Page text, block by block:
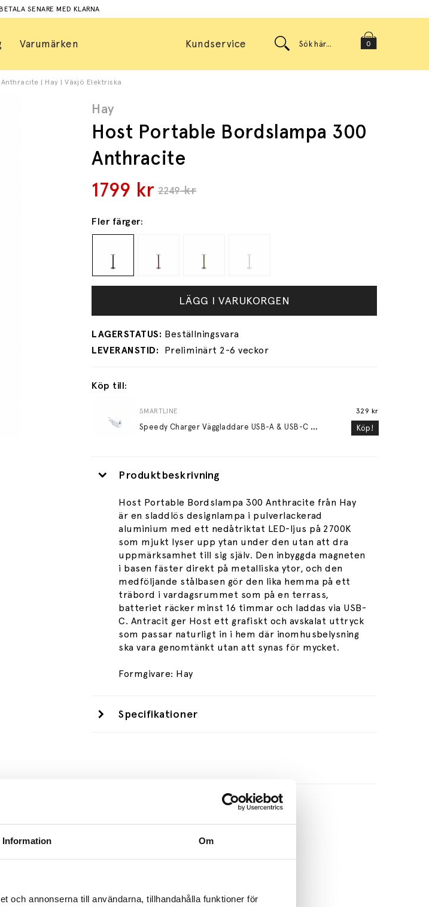
Information Om
och annonserna till användarna, tillhandahålla funktioner för
SENARE MED KLARNA
Varumärken 0
Kundservice
| Hay | Växjö Elektriska
Hay
Host Portable Bordslampa 300
Anthracite
2249kr
1799 kr
Fler färger:
LÄGG I VARUKORGEN
Preliminärt 2-6 veckor
Köp till:
SMARTLINE
S
peedy Charger Väggladdare USB-A & USB-C PD QC 20W Vit
329 kr
Köp!
Produktbeskrivning
Host Portable Bordslampa 300 Anthracite från Hay
är en sladdlös designlampa i pulverlackerad
aluminium med ett nedåtriktat LED-ljus på 2700K
som mjukt lyser upp ytan under den utan att dra
uppmärksamhet till sig själv. Den inbyggda magneten
i basen fäster direkt på metalliska ytor, och den
medföljande stålbasen gör den lika hemma på ett
träbord i vardagsrummet som på en terrass,
batteriet räcker minst 16 timmar och laddas via USB-
C. Antracit ger Host ett grafiskt och avskalat uttryck
som passar naturligt in i hem där inomhusbelysning
ska vara genomtänkt utan att synas för mycket.
Formgivare: Hay
Specifikationer